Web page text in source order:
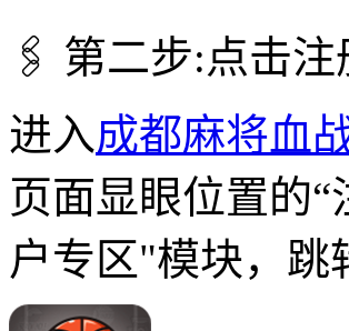
🖇 第二步:点击注
进入成都麻将血
页面显眼位置的
户专区"模块，跳